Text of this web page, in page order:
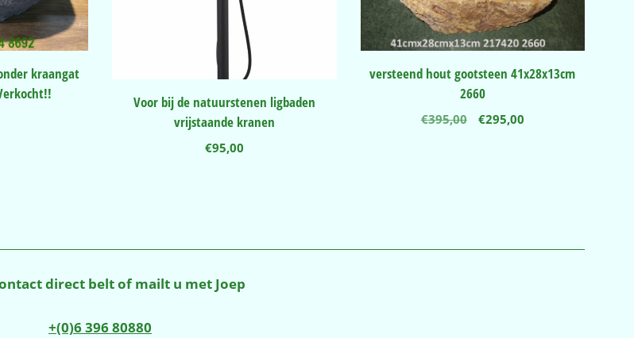
kraangat
Voor bij de natuurstenen ligbaden
vrijstaande kranen
€95,00
versteend hout gootsteen 41x28x13cm
2660
€395,00
Oorspronkelijke
€295,00Huidige
direct belt of mailt u met Joep
+(0)6 396 80880